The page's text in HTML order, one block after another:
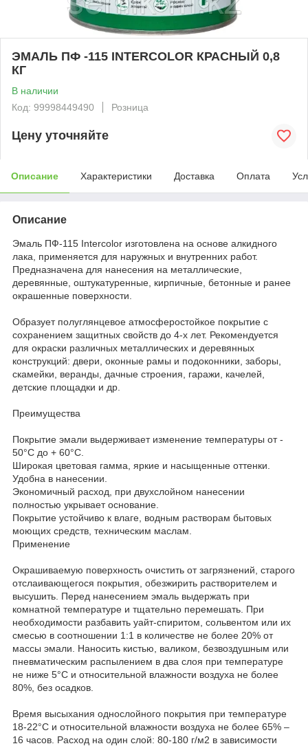
ЭМАЛЬ ПФ -115 INTERCOLOR КРАСНЫЙ 0,8
КГ
В наличии
Код: 99998449490
Розница
Цену уточняйте
Описание Характеристики Доставка Оплата
Описание
Эмаль ПФ-115 Intercolor изготовлена на основе алкидного
лака, применяется для наружных и внутренних работ.
Предназначена для нанесения на металлические,
деревянные, оштукатуренные, кирпичные, бетонные и ранее
окрашенные поверхности.
Образует полуглянцевое атмосферостойкое покрытие с
сохранением защитных свойств до 4-х лет. Рекомендуется
для окраски различных металлических и деревянных
конструкций: двери, оконные рамы и подоконники, заборы,
скамейки, веранды, дачные строения, гаражи, качелей,
детские площадки и др.
Преимущества
Покрытие эмали выдерживает изменение температуры от -
50°С до + 60°С.
Широкая цветовая гамма, яркие и насыщенные оттенки.
Удобна в нанесении.
Экономичный расход, при двухслойном нанесении
полностью укрывает основание.
Покрытие устойчиво к влаге, водным растворам бытовых
моющих средств, техническим маслам.
Применение
Окрашиваемую поверхность очистить от загрязнений, старого
отслаивающегося покрытия, обезжирить растворителем и
высушить. Перед нанесением эмаль выдержать при
комнатной температуре и тщательно перемешать. При
необходимости разбавить уайт-спиритом, сольвентом или их
смесью в соотношении 1:1 в количестве не более 20% от
массы эмали. Наносить кистью, валиком, безвоздушным или
пневматическим распылением в два слоя при температуре
не ниже 5°С и относительной влажности воздуха не более
80%, без осадков.
Время высыхания однослойного покрытия при температуре
18-22°С и относительной влажности воздуха не более 65% –
16 часов. Расход на один слой: 80-180 г/м2 в зависимости